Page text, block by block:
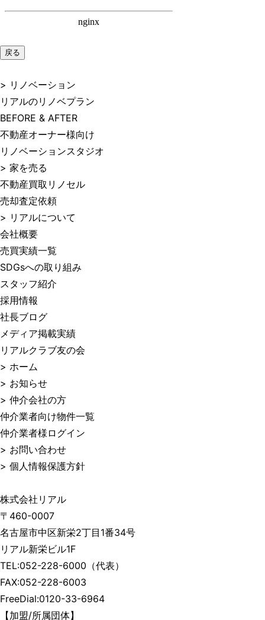
戻る
> リノベーション
リアルのリノベプラン
BEFORE & AFTER
不動産オーナー様向け
リノベーションスタジオ
> 家を売る
不動産買取リノセル
売却査定依頼
> リアルについて
会社概要
売買実績一覧
SDGsへの取り組み
スタッフ紹介
採用情報
社長ブログ
メディア掲載実績
リアルクラブ友の会
> ホーム
> お知らせ
> 仲介会社の方
仲介業者向け物件一覧
仲介業者様ログイン
> お問い合わせ
> 個人情報保護方針
株式会社リアル
〒460-0007
名古屋市中区新栄2丁目1番34号
リアル新栄ビル1F
TEL:052-228-6000 （代表）
FAX:052-228-6003
FreeDial:0120-33-6964
【加盟/所属団体】